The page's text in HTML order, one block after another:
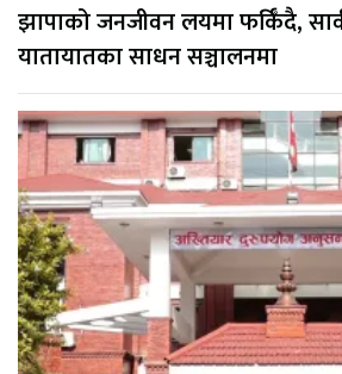
झापाको जनजीवन लयमा फर्किँदै,
यातायातका साधन सञ्चालनमा